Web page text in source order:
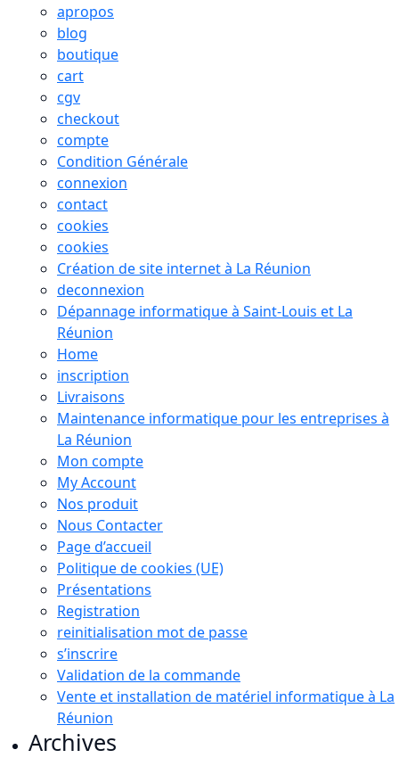
apropos
blog
boutique
cart
cgv
checkout
compte
Condition Générale
connexion
contact
cookies
cookies
Création de site internet à La Réunion
deconnexion
Dépannage informatique à Saint-Louis et La
Réunion
Home
inscription
Livraisons
Maintenance informatique pour les entreprises à
La Réunion
Mon compte
My Account
Nos produit
Nous Contacter
Page d’accueil
Politique de cookies (UE)
Présentations
Registration
reinitialisation mot de passe
s’inscrire
Validation de la commande
Vente et installation de matériel informatique à La
Réunion
Archives